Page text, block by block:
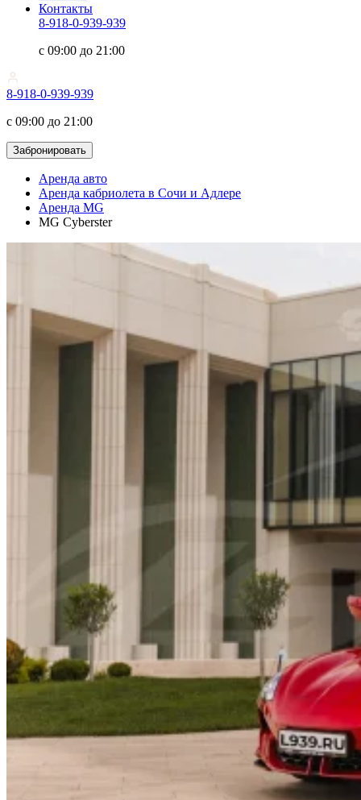
Контакты
8-918-0-939-939
с 09:00 до 21:00
8-918-0-939-939
с 09:00 до 21:00
Забронировать
Аренда авто
Аренда кабриолета в Сочи и Адлере
Аренда MG
MG Cyberster